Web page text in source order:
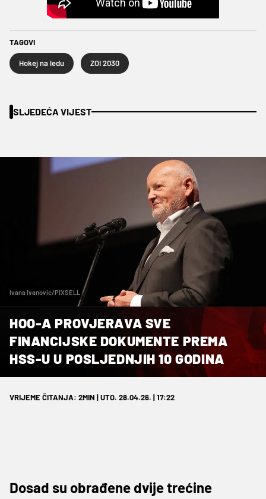
TAGOVI
Hokej na ledu ZOI 2030
SLJEDEĆA VIJEST
Ivana Ivanovic/PIXSELL
HOO-A PROVJERAVA SVE
FINANCIJSKE DOKUMENTE PREMA
HSS-U U POSLJEDNJIH 10 GODINA
VRIJEME ČITANJA: 2MIN | UTO. 28.04.26. | 17:22
Dosad su obrađene dvije trećine